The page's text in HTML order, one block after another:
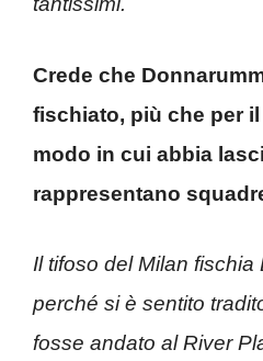
Crede che
fischiato, più che per
modo in cui abbia
rappresentano
Il tifoso del Milan fischia
perché si è sentito
fosse andato al River